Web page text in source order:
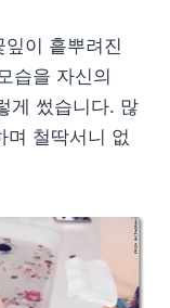
잎이 흩뿌려진
습을 자신의
게 썼습니다. 많
며 철딱서니 없